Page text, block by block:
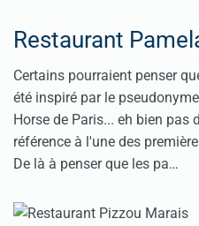
Restaurant
Certains pourraient penser
été inspiré par le
Horse de Paris... eh bien pas
référence à l'une des
De là à penser que les pa…